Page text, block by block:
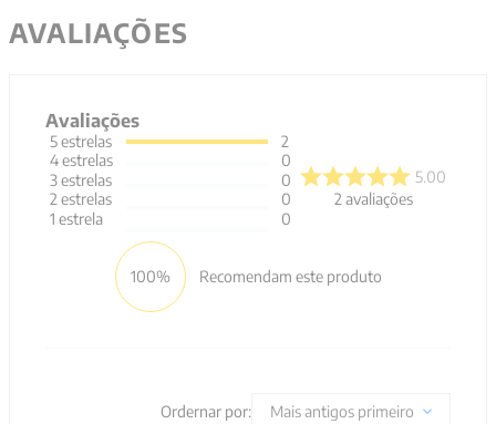
AVALIAÇÕES
Avaliações
5estrelas
4estrelas
3estrelas
2 estrelas
1 estrela
2
0
0
0
0
5.00
2 avaliações
100% Recomendam este produto
Ordernar por: Mais antigos primeiro